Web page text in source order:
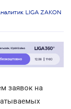
LIGA ZAKON
заявок на